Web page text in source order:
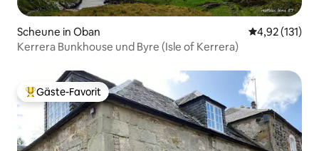
Scheune in Oban
4,92 (131)
Kerrera Bunkhouse und Byre (Isle of Kerrera)
Beliebter Gäste-Favorit.
Gäste-Favorit